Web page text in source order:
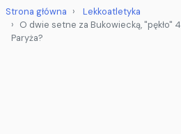
Strona główna
Lekkoatletyka
O dwie setne za Bukowiecką, "pękło"
Paryża?